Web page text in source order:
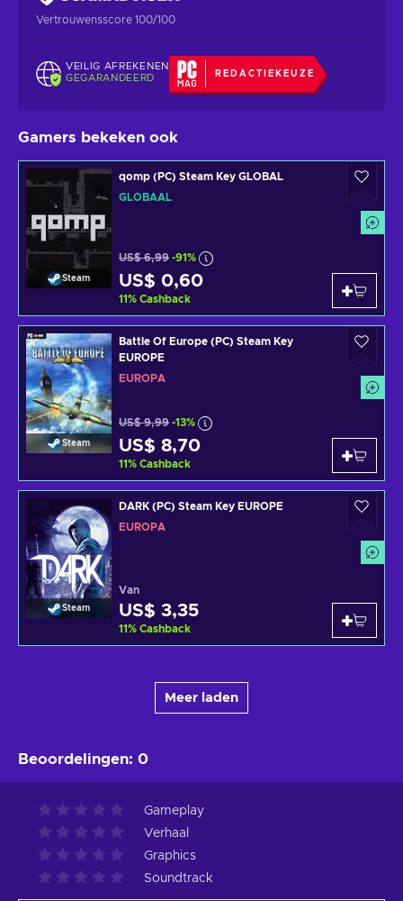
Vertrouwensscore 100/100
VEILIG AFREKENEN
GEGARANDEERD
REDACTIEKEUZE
Gamers bekeken ook
Steam
qomp (PC) Steam Key GLOBAL
GLOBAAL
US$ 6,99 -91%
US$ 0,60
11% Cashback
Steam
Battle Of Europe (PC) Steam Key
EUROPE
EUROPA
US$ 9,99 -13%
US$ 8,70
11% Cashback
Steam
DARK (PC) Steam Key EUROPE
EUROPA
Van
US$ 3,35
11% Cashback
Meer laden
Beoordelingen: 0
Gameplay
Verhaal
Graphics
Soundtrack